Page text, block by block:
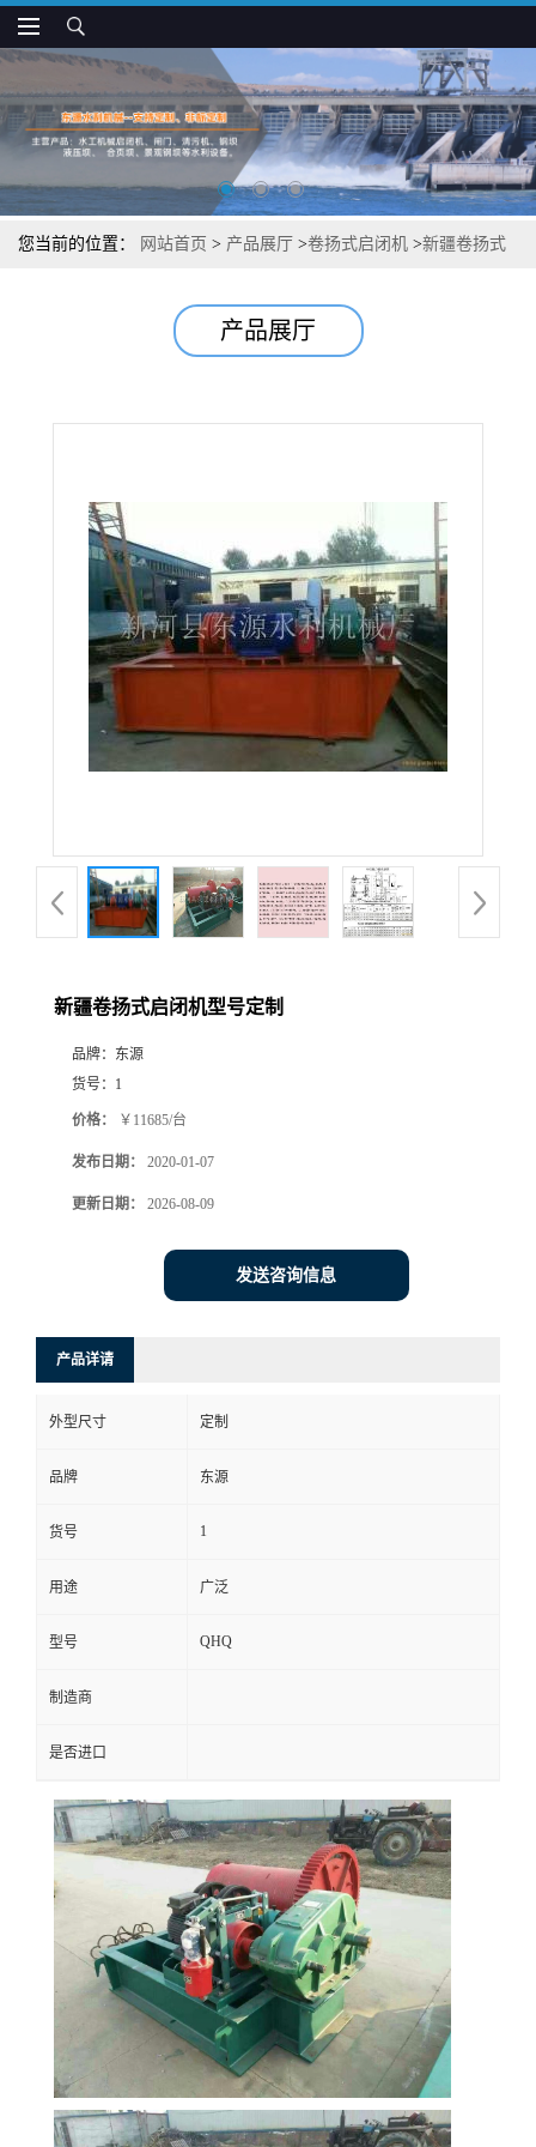
您当前的位置： 网站首页 > 产品展厅 >卷扬式启闭机 >新疆卷扬式
产品展厅
新疆卷扬式启闭机型号定制
品牌： 东源
货号： 1
价格： ￥11685/台
发布日期： 2020-01-07
更新日期： 2026-08-09
发送咨询信息
产品详请
外型尺寸 定制
品牌 东源
货号 1
用途 广泛
型号 QHQ
制造商
是否进口